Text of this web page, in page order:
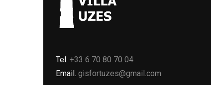
Tel. +33 6 70 80 70 04
Email. gisfortuzes@gmail.com